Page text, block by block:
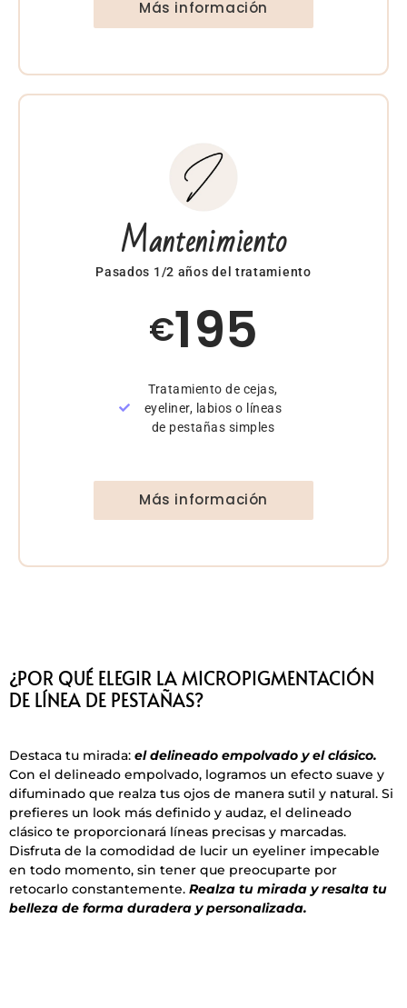
Más información
Mantenimiento
Pasados 1/2 años del tratamiento
€195
Tratamiento de cejas,
eyeliner, labios o líneas
de pestañas simples
Más información
¿POR QUÉ ELEGIR LA MICROPIGMENTACIÓN
DE LÍNEA DE PESTAÑAS?
Destaca tu mirada: el delineado empolvado y el clásico.
Con el delineado empolvado, logramos un efecto suave y
difuminado que realza tus ojos de manera sutil y natural. Si
prefieres un look más definido y audaz, el delineado
clásico te proporcionará líneas precisas y marcadas.
Disfruta de la comodidad de lucir un eyeliner impecable
en todo momento, sin tener que preocuparte por
retocarlo constantemente. Realza tu mirada y resalta tu
belleza de forma duradera y personalizada.